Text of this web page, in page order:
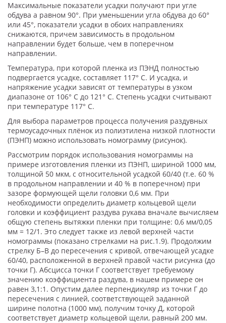
Максимальные показатели усадки получают при угле
обдува a равном 90°. При уменьшении угла обдува до 60°
или 45°, показатели усадки в обоих направлениях
снижаются, причем зависимость в продольном
направлении будет больше, чем в поперечном
направлении.
Температура, при которой пленка из ПЭНД полностью
подвергается усадке, составляет 117° C. И усадка, и
напряжение усадки зависят от температуры в узком
диапазоне от 106° C до 121° C. Степень усадки считывают
при температуре 117° C.
Для выбора параметров процесса получения раздувных
термоусадочных плёнок из полиэтилена низкой плотности
(ПЭНП) можно использовать номограмму (рисунок).
Рассмотрим порядок использования номограммы на
примере изготовления пленки из ПЭНП, шириной 1000 мм,
толщиной 50 мкм, с относительной усадкой 60/40 (т.е. 60 %
в продольном направлении и 40 % в поперечном) при
зазоре формующей щели головки 0,6 мм. При
необходимости определить диаметр кольцевой щели
головки и коэффициент раздува рукава вначале вычисляем
общую степень вытяжки пленки при толщине: 0,6 мм/0,05
мм = 12/1. Это следует также из левой верхней части
номограммы (показано стрелками на рис.1.9). Продолжим
стрелку Б–В до пересечения с кривой, отвечающей усадке
60/40, расположенной в верхней правой части рисунка (до
точки Г). Абсцисса точки Г соответствует требуемому
значению коэффициента раздува, в нашем примере он
равен 3,1:1. Опустим далее перпендикуляр из точки Г до
пересечения с линией, соответствующей заданной
ширине полотна (1000 мм), получим точку Д, которой
соответствует диаметр кольцевой щели, равный 200 мм.